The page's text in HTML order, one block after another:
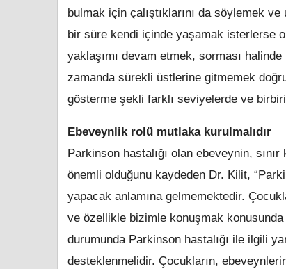
bulmak için çalıştıklarını da söylemek
bir süre kendi içinde yaşamak isterlerse
yaklaşımı devam etmek, sorması
zamanda sürekli üstlerine gitmemek
gösterme şekli farklı seviyelerde ve
Ebeveynlik rolü mutlaka kurulmalıdır
Parkinson hastalığı olan ebeveynin,
önemli olduğunu kaydeden Dr. Kilit,
yapacak anlamına gelmemektedir.
ve özellikle bizimle konuşmak
durumunda Parkinson hastalığı ile ilgili
desteklenmelidir. Çocukların,